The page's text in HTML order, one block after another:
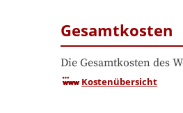
Gesamtkosten
Die Gesamtkosten des
Kostenübersicht